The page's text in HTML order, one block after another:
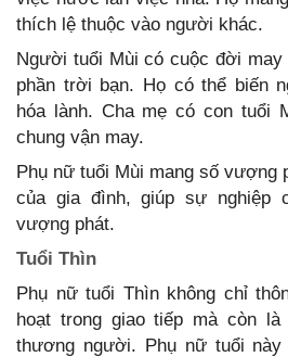
thích lệ thuộc vào người khác.
Người tuổi Mùi có cuộc đời may
phần trời bạn. Họ có thể biến
hóa lành. Cha mẹ có con tuổi
chung vận may.
Phụ nữ tuổi Mùi mang số vượng
của gia đình, giúp sự nghiệp
vượng phát.
Tuổi Thìn
Phụ nữ tuổi Thìn không chỉ
hoạt trong giao tiếp mà còn
thương người. Phụ nữ tuổi